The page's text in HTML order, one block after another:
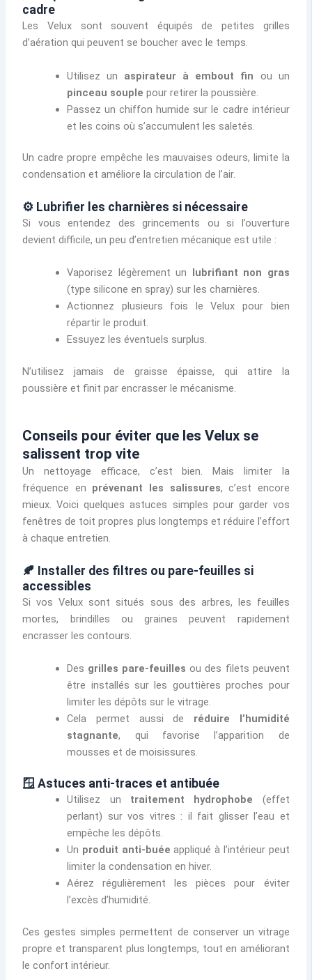
cadre
Les Velux sont souvent équipés de petites grilles
d’aération qui peuvent se boucher avec le temps.
Utilisez un aspirateur à embout fin ou un
pinceau souple pour retirer la poussière.
Passez un chiffon humide sur le cadre intérieur
et les coins où s’accumulent les saletés.
Un cadre propre empêche les mauvaises odeurs, limite la
condensation et améliore la circulation de l’air.
⚙️ Lubrifier les charnières si nécessaire
Si vous entendez des grincements ou si l’ouverture
devient difficile, un peu d’entretien mécanique est utile :
Vaporisez légèrement un lubrifiant non gras
(type silicone en spray) sur les charnières.
Actionnez plusieurs fois le Velux pour bien
répartir le produit.
Essuyez les éventuels surplus.
N’utilisez jamais de graisse épaisse, qui attire la
poussière et finit par encrasser le mécanisme.
Conseils pour éviter que les Velux se
salissent trop vite
Un nettoyage efficace, c’est bien. Mais limiter la
fréquence en prévenant les salissures, c’est encore
mieux. Voici quelques astuces simples pour garder vos
fenêtres de toit propres plus longtemps et réduire l’effort
à chaque entretien.
🍂 Installer des filtres ou pare-feuilles si
accessibles
Si vos Velux sont situés sous des arbres, les feuilles
mortes, brindilles ou graines peuvent rapidement
encrasser les contours.
Des grilles pare-feuilles ou des filets peuvent
être installés sur les gouttières proches pour
limiter les dépôts sur le vitrage.
Cela permet aussi de réduire l’humidité
stagnante, qui favorise l’apparition de
mousses et de moisissures.
🪟 Astuces anti-traces et antibuée
Utilisez un traitement hydrophobe (effet
perlant) sur vos vitres : il fait glisser l’eau et
empêche les dépôts.
Un produit anti-buée appliqué à l’intérieur peut
limiter la condensation en hiver.
Aérez régulièrement les pièces pour éviter
l’excès d’humidité.
Ces gestes simples permettent de conserver un vitrage
propre et transparent plus longtemps, tout en améliorant
le confort intérieur.